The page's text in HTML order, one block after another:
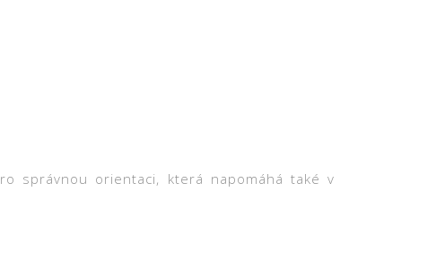
správnou orientaci, která napomáhá také v